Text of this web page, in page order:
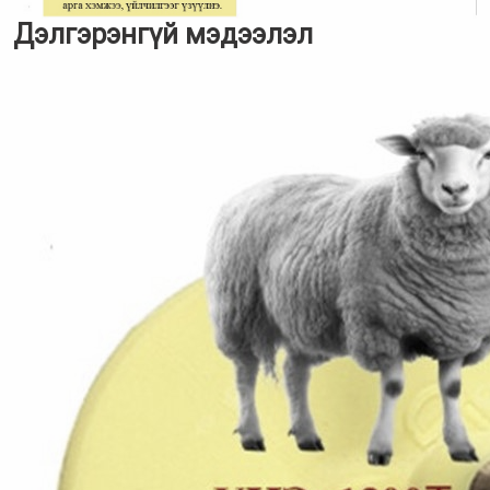
Дэлгэрэнгүй мэдээлэл